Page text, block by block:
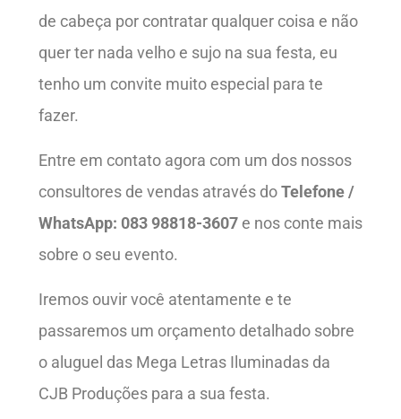
de cabeça por contratar qualquer coisa e não
quer ter nada velho e sujo na sua festa, eu
tenho um convite muito especial para te
fazer.
Entre em contato agora com um dos nossos
consultores de vendas através doTelefone /
WhatsApp: 083 98818-3607 e nos conte mais
sobre o seu evento.
Iremos ouvir você atentamente e te
passaremos um orçamento detalhado sobre
o aluguel das Mega Letras Iluminadas da
CJB Produções para a sua festa.